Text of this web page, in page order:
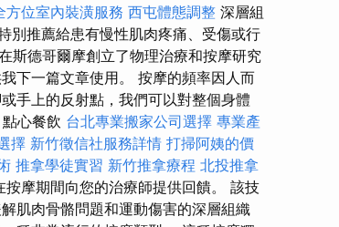
方位室內裝潢服務 西屯體態調整 深層組
別推薦給患有慢性肌肉疼痛、受傷或行
斯德哥爾摩創立了物理治療和按摩研究
下一篇文章使用。 按摩的頻率因人而
手上的反射點，我們可以對整個身體
心餐飲 台北專業搬家公司選擇 專業產
擇 新竹徵信社服務詳情 打掃阿姨的價
推拿學徒實習 新竹推拿療程 北投推拿
摩期間向您的治療師提供回饋。 該技
肌肉骨骼問題和運動傷害的深層組織